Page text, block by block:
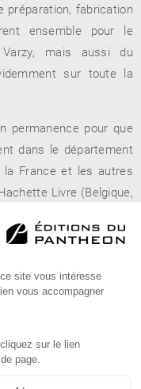
préparation, fabrication
ensemble pour le
mais aussi du
sur toute la
permanence pour que
dans le département
France et les autres
Livre (Belgique,
Varzy
Bourdelle